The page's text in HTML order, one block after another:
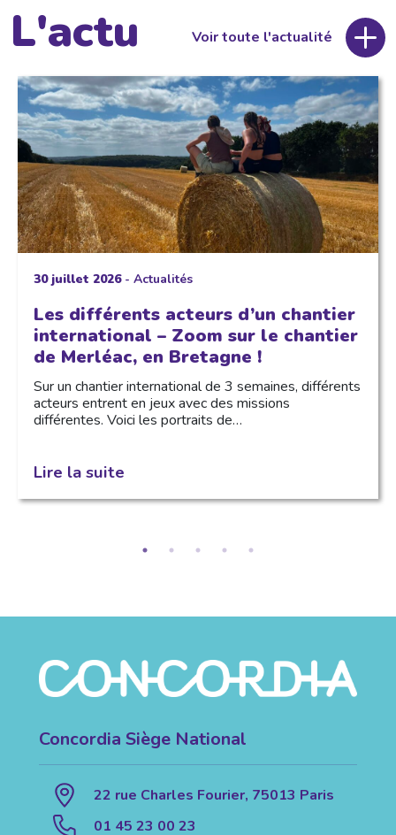
L'actu Voir toute l'actualité
30 juillet 2026- Actualités
Les différents acteurs d’un chantier
international – Zoom sur le chantier
de Merléac, en Bretagne !
Sur un chantier international de 3 semaines, différents
acteurs entrent en jeux avec des missions
différentes. Voici les portraits de…
Lire la suite
Concordia Siège National
22 rue Charles Fourier, 75013 Paris
01 45 23 00 23